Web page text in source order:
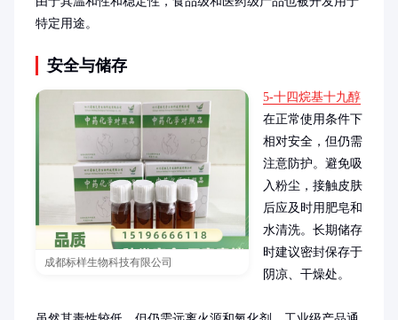
特定用途。
安全与储存
成都标样生物科技有限公司
5-十四烷基十九醇
在正常使用条件下
相对安全，但仍需
注意防护。避免吸
入粉尘，接触皮肤
后应及时用肥皂和
水清洗。长期储存
时建议密封保存于
阴凉、干燥处。